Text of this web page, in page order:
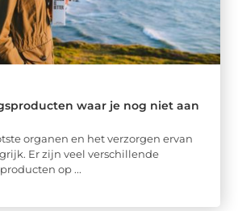
waar je nog niet aan
organen en het verzorgen ervan
Er zijn veel verschillende
op ...